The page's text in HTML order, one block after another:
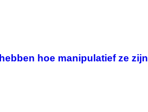
hoe manipulatief ze zijn